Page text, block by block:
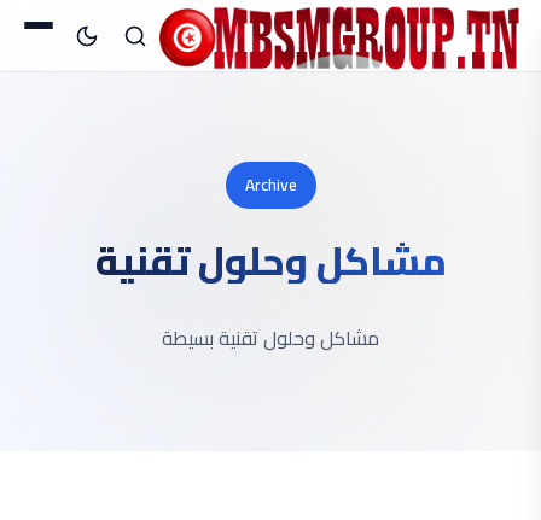
Archive
مشاكل وحلول تقنية
مشاكل وحلول تقنية بسيطة